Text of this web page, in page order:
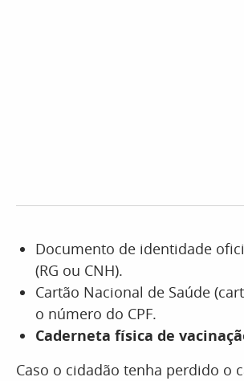
Documento de identidade
(RG ou CNH).
Cartão Nacional de Saúde
o número do CPF.
Caderneta física de
Caso o cidadão tenha perdido o